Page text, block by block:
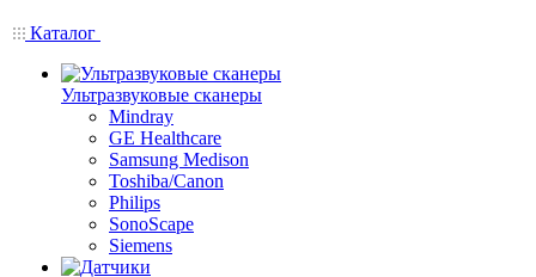
Каталог
Ультразвуковые сканеры
Mindray
GE Healthcare
Samsung Medison
Toshiba/Canon
Philips
SonoScape
Siemens